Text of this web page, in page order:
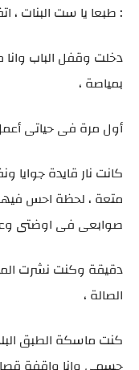
: طبعا يا ست البنات ،
دخلت وقفل الباب
بمياصة ،
أول مرة فى حياتى
كانت نار قايدة
متعة ، لحظة احس
صوابعى فى اوضتى
دقيقة وكنت نشرت
الصالة ،
كنت ماسكة الطبق